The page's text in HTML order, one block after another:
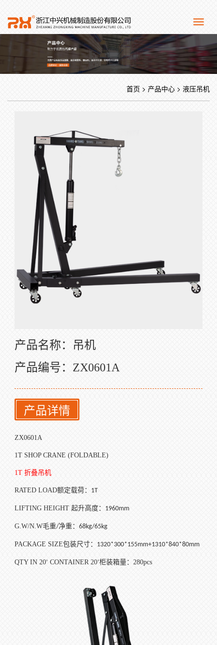
首页 > 产品中心 > 液压吊机
产品名称：吊机
产品编号：ZX0601A
产品详情
ZX0601A
1T SHOP CRANE (FOLDABLE)
1T 折叠吊机
RATED LOAD额定载荷： 1T
LIFTING HEIGHT 起升高度： 1960mm
G.W/N.W毛重/净重： 68kg/65kg
PACKAGE SIZE包装尺寸： 1320*300*155mm+1310*840*80mm
QTY IN 20’ CONTAINER 20’柜装箱量： 280pcs